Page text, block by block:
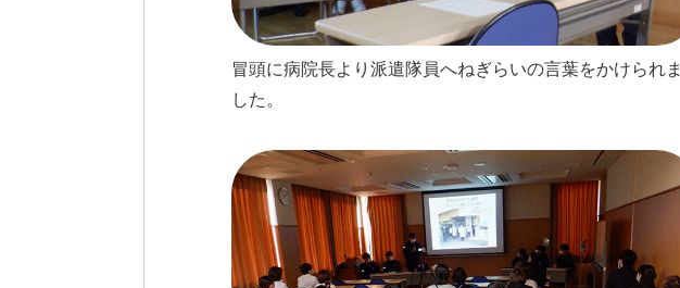
冒頭に病院長より派遣隊員へねぎらいの言葉をかけられま
した。